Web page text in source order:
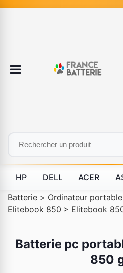
HP DELL ACER
Batterie > Ordinateur portable
Elitebook 850 > Elitebook
Batterie pc
850